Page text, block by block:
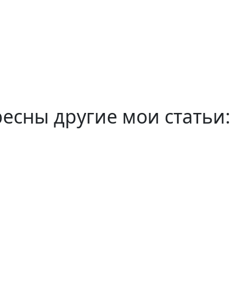
другие мои статьи: